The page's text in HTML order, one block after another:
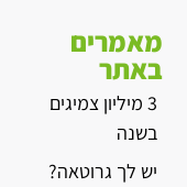
מאמרים
באתר
3 מיליון צמיגים
בשנה
יש לך גרוטאה?